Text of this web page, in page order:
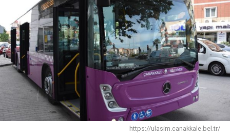
https://ulasim.canakkale.bel.tr/